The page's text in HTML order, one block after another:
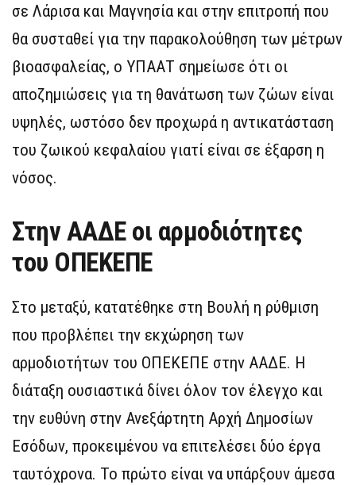
σε Λάρισα και Μαγνησία και στην επιτροπή που
θα συσταθεί για την παρακολούθηση των μέτρων
βιοασφαλείας, ο ΥΠΑΑΤ σημείωσε ότι οι
αποζημιώσεις για τη θανάτωση των ζώων είναι
υψηλές, ωστόσο δεν προχωρά η αντικατάσταση
του ζωικού κεφαλαίου γιατί είναι σε έξαρση η
νόσος.
Στην ΑΑΔΕ οι αρμοδιότητες
του ΟΠΕΚΕΠΕ
Στο μεταξύ, κατατέθηκε στη Βουλή η ρύθμιση
που προβλέπει την εκχώρηση των
αρμοδιοτήτων του ΟΠΕΚΕΠΕ στην ΑΑΔΕ. Η
διάταξη ουσιαστικά δίνει όλον τον έλεγχο και
την ευθύνη στην Ανεξάρτητη Αρχή Δημοσίων
Εσόδων, προκειμένου να επιτελέσει δύο έργα
ταυτόχρονα. Το πρώτο είναι να υπάρξουν άμεσα